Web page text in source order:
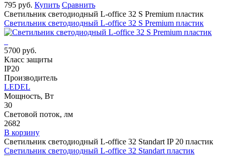
795 руб. Купить Сравнить
Светильник светодиодный L-office 32 S Premium пластик
Светильник светодиодный L-office 32 S Premium пластик
5700 руб.
Класс защиты
IP20
Производитель
LEDEL
Мощность, Вт
30
Световой поток, лм
2682
В корзину
Светильник светодиодный L-office 32 Standart IP 20 пластик
Светильник светодиодный L-office 32 Standart пластик